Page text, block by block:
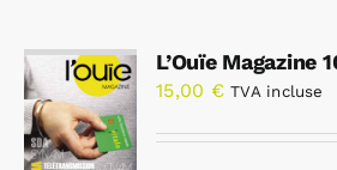
L’Ouïe Magazine
15,00 € TVA incluse